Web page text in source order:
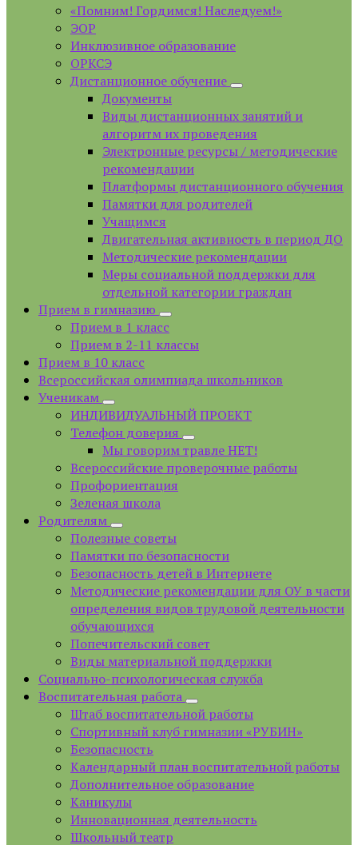
«Помним! Гордимся! Наследуем!»
ЭОР
Инклюзивное образование
ОРКСЭ
Дистанционное обучение
Документы
Виды дистанционных занятий и
алгоритм их проведения
Электронные ресурсы / методические
рекомендации
Платформы дистанционного обучения
Памятки для родителей
Учащимся
Двигательная активность в период ДО
Методические рекомендации
Меры социальной поддержки для
отдельной категории граждан
Прием в гимназию
Прием в 1 класс
Прием в 2-11 классы
Прием в 10 класс
Всероссийская олимпиада школьников
Ученикам
ИНДИВИДУАЛЬНЫЙ ПРОЕКТ
Телефон доверия
Мы говорим травле НЕТ!
Всероссийские проверочные работы
Профориентация
Зеленая школа
Родителям
Полезные советы
Памятки по безопасности
Безопасность детей в Интернете
Методические рекомендации для ОУ в части
определения видов трудовой деятельности
обучающихся
Попечительский совет
Виды материальной поддержки
Социально-психологическая служба
Воспитательная работа
Штаб воспитательной работы
Спортивный клуб гимназии «РУБИН»
Безопасность
Календарный план воспитательной работы
Дополнительное образование
Каникулы
Инновационная деятельность
Школьный театр